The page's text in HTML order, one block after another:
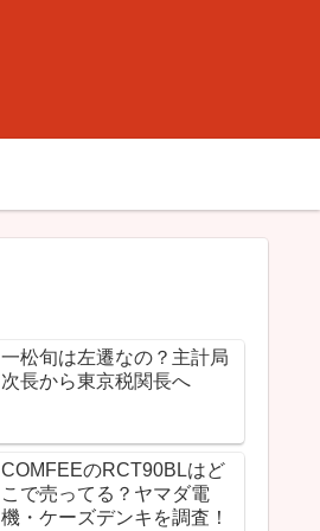
一松旬は左遷なの？主計局
次長から東京税関長へ
COMFEEのRCT90BLはど
こで売ってる？ヤマダ電
機・ケーズデンキを調査！